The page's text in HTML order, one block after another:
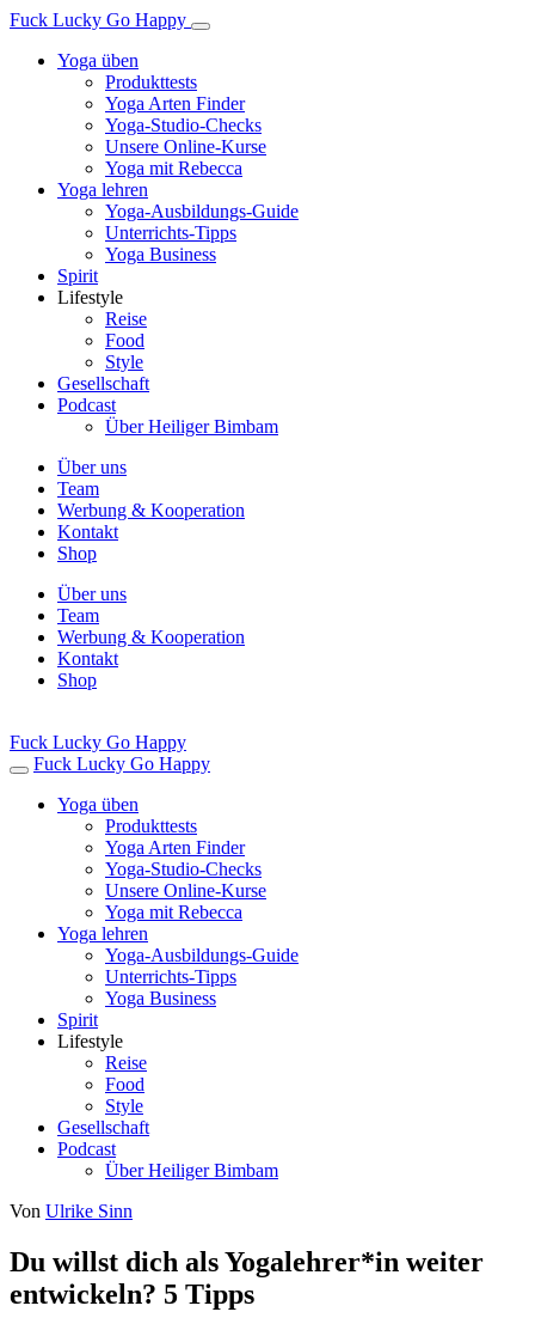
Fuck Lucky Go Happy
Yoga üben
Produkttests
Yoga Arten Finder
Yoga-Studio-Checks
Unsere Online-Kurse
Yoga mit Rebecca
Yoga lehren
Yoga-Ausbildungs-Guide
Unterrichts-Tipps
Yoga Business
Spirit
Lifestyle
Reise
Food
Style
Gesellschaft
Podcast
Über Heiliger Bimbam
Über uns
Team
Werbung & Kooperation
Kontakt
Shop
Über uns
Team
Werbung & Kooperation
Kontakt
Shop
Fuck Lucky Go Happy
Fuck Lucky Go Happy
Yoga üben
Produkttests
Yoga Arten Finder
Yoga-Studio-Checks
Unsere Online-Kurse
Yoga mit Rebecca
Yoga lehren
Yoga-Ausbildungs-Guide
Unterrichts-Tipps
Yoga Business
Spirit
Lifestyle
Reise
Food
Style
Gesellschaft
Podcast
Über Heiliger Bimbam
Von Ulrike Sinn
Du willst dich als Yogalehrer*in weiter
entwickeln? 5 Tipps